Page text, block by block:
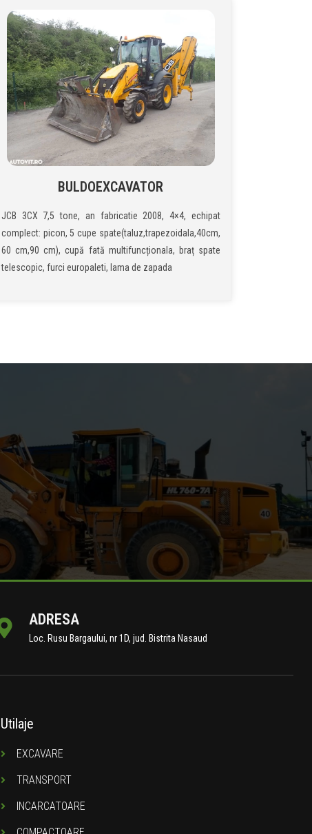
BULDOEXCAVATOR
JCB 3CX 7,5 tone, an fabricatie 2008, 4×4, echipat
complect: picon, 5 cupe spate(taluz,trapezoidala,40cm,
60 cm,90 cm), cupă fată multifuncționala, braț spate
telescopic, furci europaleti, lama de zapada
ADRESA
Loc. Rusu Bargaului, nr 1D, jud. Bistrita Nasaud
Utilaje
EXCAVARE
TRANSPORT
INCARCATOARE